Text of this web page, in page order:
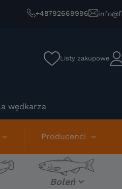
+48792669996
Listy zakupowe
wędkarza
Producenci
Boleń